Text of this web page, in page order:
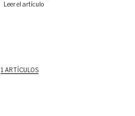
Leer el artículo
1 ARTÍCULOS